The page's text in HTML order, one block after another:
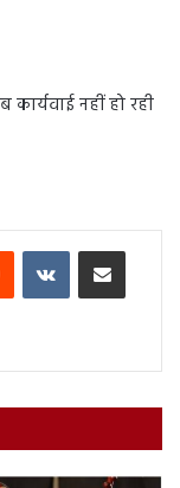
नहीं हो रही
Reddit VKontakteShare via Email